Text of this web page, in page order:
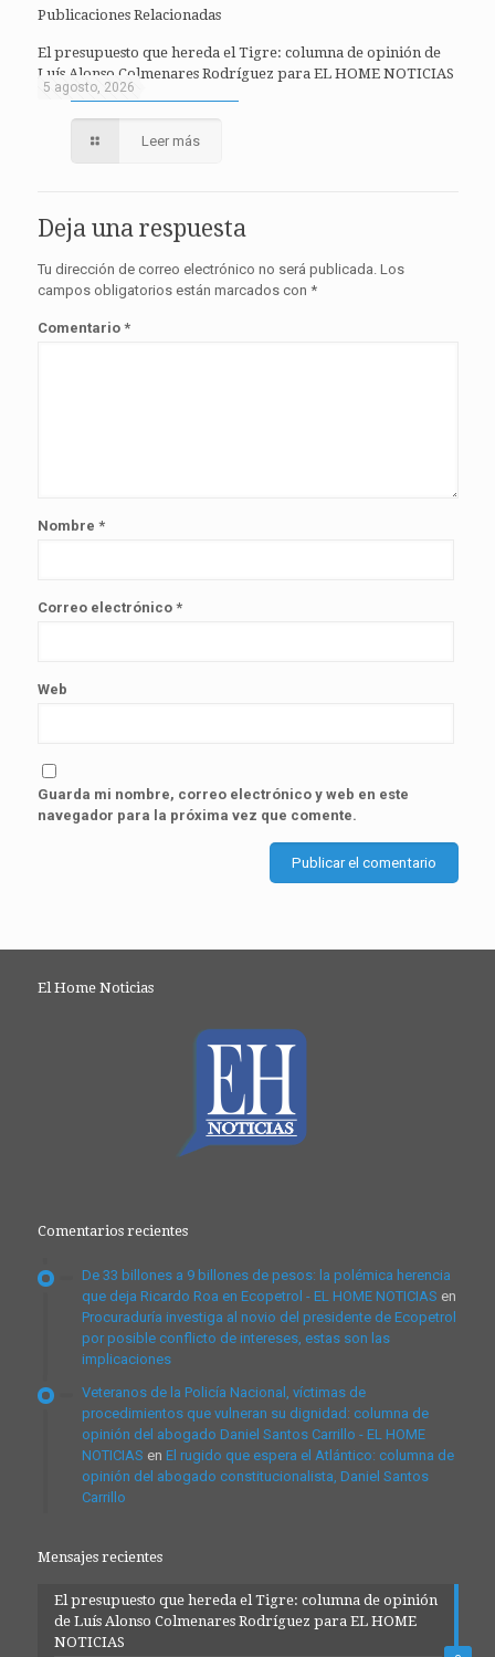
Publicaciones Relacionadas
5 agosto, 2026
El presupuesto que hereda el Tigre: columna de opinión de
Luís Alonso Colmenares Rodríguez para EL HOME NOTICIAS
Leer más
Deja una respuesta
Tu dirección de correo electrónico no será publicada. Los
campos obligatorios están marcados con *
Comentario *
Nombre *
Correo electrónico *
Web
Guarda mi nombre, correo electrónico y web en este
navegador para la próxima vez que comente.
El Home Noticias
Comentarios recientes
De 33 billones a 9 billones de pesos: la polémica herencia
que deja Ricardo Roa en Ecopetrol - EL HOME NOTICIAS en
Procuraduría investiga al novio del presidente de Ecopetrol
por posible conflicto de intereses, estas son las
implicaciones
Veteranos de la Policía Nacional, víctimas de
procedimientos que vulneran su dignidad: columna de
opinión del abogado Daniel Santos Carrillo - EL HOME
NOTICIAS en El rugido que espera el Atlántico: columna de
opinión del abogado constitucionalista, Daniel Santos
Carrillo
Mensajes recientes
El presupuesto que hereda el Tigre: columna de opinión
de Luís Alonso Colmenares Rodríguez para EL HOME
NOTICIAS